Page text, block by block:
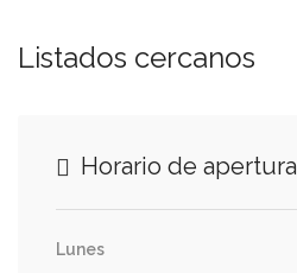
Listados cercanos
Horario de apertura
Lunes